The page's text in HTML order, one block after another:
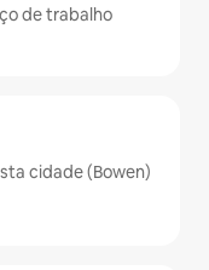
de trabalho
cidade (Bowen)